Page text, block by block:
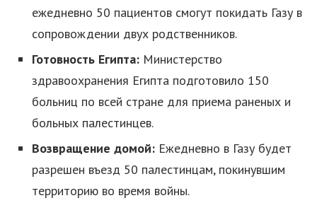
ежедневно 50 пациентов смогут покидать Газу в
сопровождении двух родственников.
Готовность Египта: Министерство
здравоохранения Египта подготовило 150
больниц по всей стране для приема раненых и
больных палестинцев.
Возвращение домой: Ежедневно в Газу будет
разрешен въезд 50 палестинцам, покинувшим
территорию во время войны.